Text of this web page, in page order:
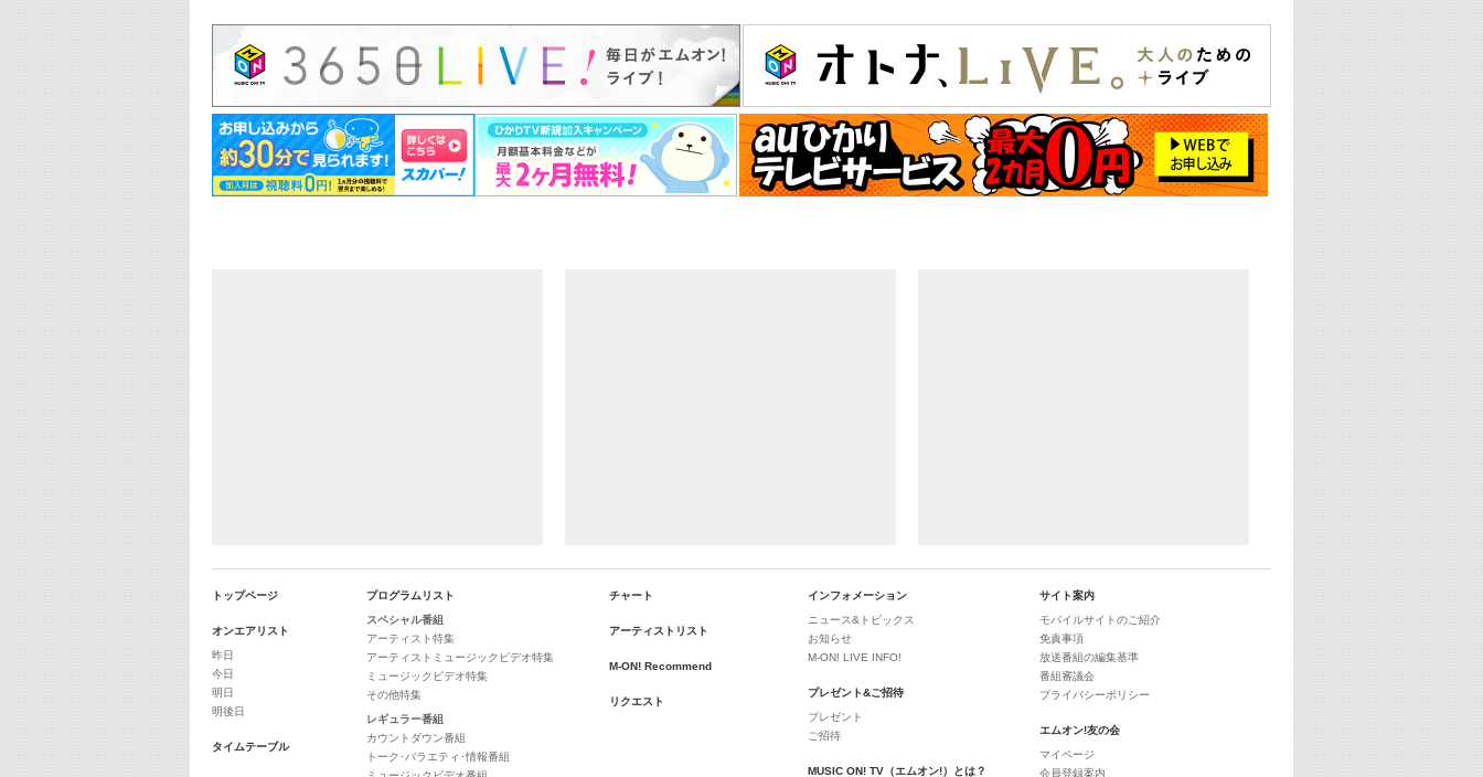
23:00
SUPER EIGHT特集
24:00
25:00
エムオン! ヒッツ
26:00
トップページ
オンエアリスト
昨日
今日
明日
明後日
タイムテーブル
プログラムリスト
スペシャル番組
アーティスト特集
アーティストミュージックビデオ特集
ミュージックビデオ特集
その他特集
レギュラー番組
カウントダウン番組
トーク･バラエティ･情報番組
チャート
アーティストリスト
M-ON! Recommend
リクエスト
インフォメーション
ニュース&トピックス
お知らせ
M-ON! LIVE INFO!
プレゼント&ご招待
プレゼント
ご招待
MUSIC ON! TV（エムオン!）とは？
サイト案内
モバイルサイトのご紹介
免責事項
放送番組の編集基準
番組審議会
プライバシーポリシー
エムオン!友の会
マイページ
会員登録案内